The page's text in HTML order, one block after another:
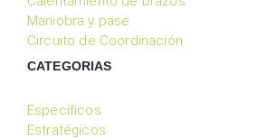
Maniobra y pase
Circuito de Coordinación
CATEGORIAS
Específicos
Estratégicos